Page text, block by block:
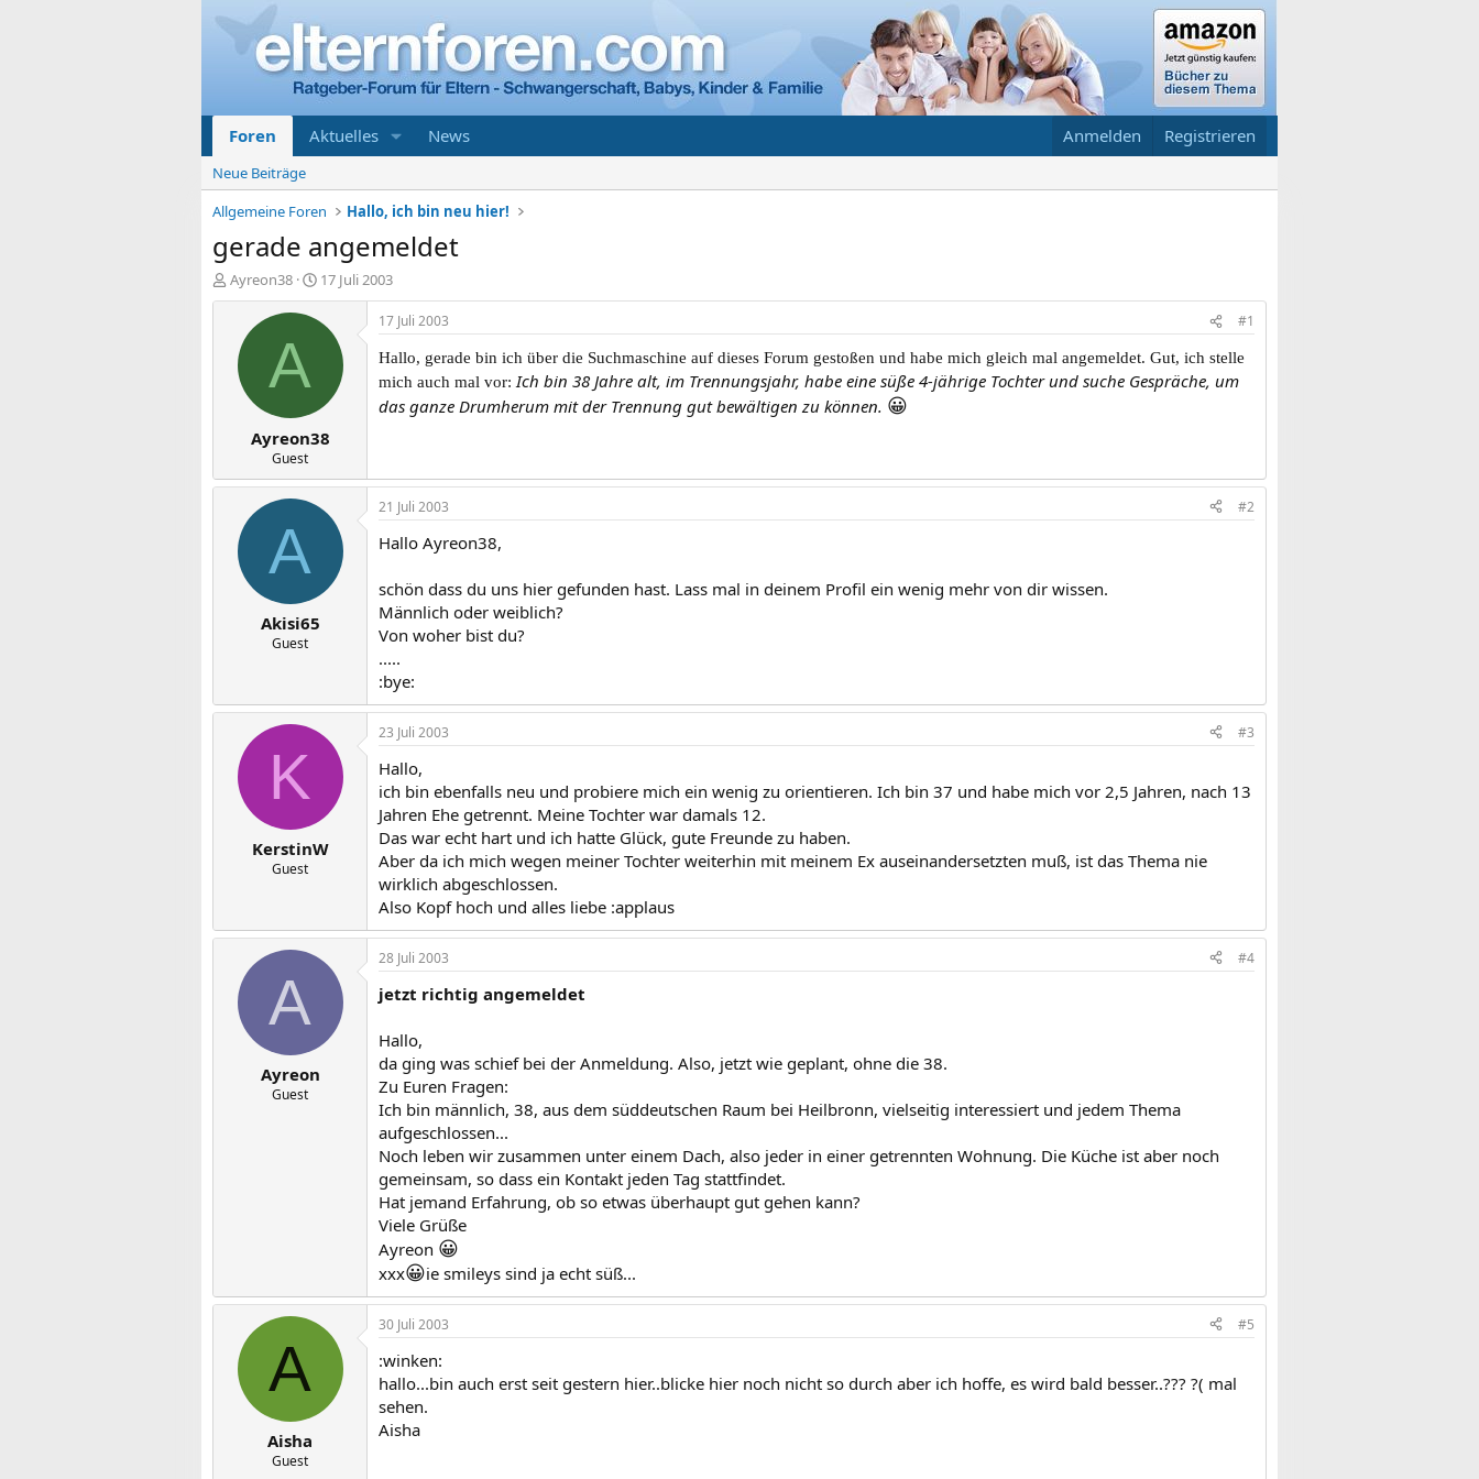
Foren Aktuelles News Anmelden Registrieren
Neue Beiträge
Allgemeine Foren
Hallo, ich bin neu hier!
gerade angemeldet
E
r
Ayreon38
E
r
s
a
17 Juli 2003
A
Ayreon38
Guest
17 Juli 2003 #1
Hallo, gerade bin ich über die Suchmaschine auf dieses Forum gestoßen und habe mich gleich mal angemeldet. Gut, ich stelle
mich auch mal vor: Ich bin 38 Jahre alt, im Trennungsjahr, habe eine süße 4-jährige Tochter und suche Gespräche, um
das ganze Drumherum mit der Trennung gut bewältigen zu können. 😀
A
Akisi65
Guest
21 Juli 2003 #2
Hallo Ayreon38,
schön dass du uns hier gefunden hast. Lass mal in deinem Profil ein wenig mehr von dir wissen.
Männlich oder weiblich?
Von woher bist du?
.....
:bye:
K
KerstinW
Guest
23 Juli 2003 #3
Hallo,
ich bin ebenfalls neu und probiere mich ein wenig zu orientieren. Ich bin 37 und habe mich vor 2,5 Jahren, nach 13
Jahren Ehe getrennt. Meine Tochter war damals 12.
Das war echt hart und ich hatte Glück, gute Freunde zu haben.
Aber da ich mich wegen meiner Tochter weiterhin mit meinem Ex auseinandersetzten muß, ist das Thema nie
wirklich abgeschlossen.
Also Kopf hoch und alles liebe :applaus
A
Ayreon
Guest
28 Juli 2003 #4
jetzt richtig angemeldet
Hallo,
da ging was schief bei der Anmeldung. Also, jetzt wie geplant, ohne die 38.
Zu Euren Fragen:
Ich bin männlich, 38, aus dem süddeutschen Raum bei Heilbronn, vielseitig interessiert und jedem Thema
aufgeschlossen...
Noch leben wir zusammen unter einem Dach, also jeder in einer getrennten Wohnung. Die Küche ist aber noch
gemeinsam, so dass ein Kontakt jeden Tag stattfindet.
Hat jemand Erfahrung, ob so etwas überhaupt gut gehen kann?
Viele Grüße
Ayreon 😀
xxx😀ie smileys sind ja echt süß...
A
Aisha
Guest
30 Juli 2003 #5
:winken:
hallo...bin auch erst seit gestern hier..blicke hier noch nicht so durch aber ich hoffe, es wird bald besser..??? ?( mal
sehen.
Aisha